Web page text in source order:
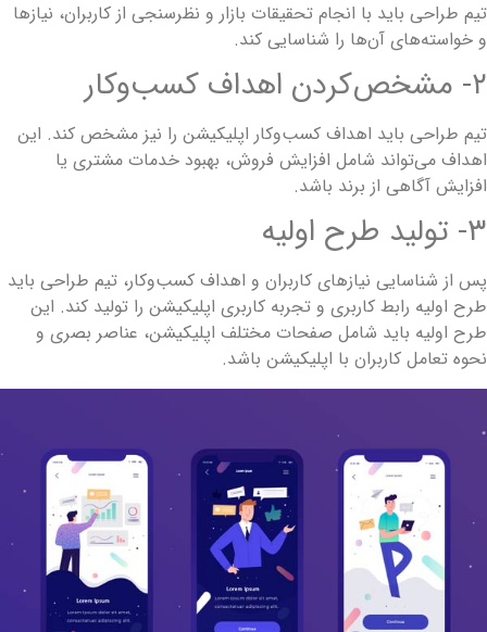
تیم طراحی باید با انجام تحقیقات بازار و نظرسنجی از کاربران، نیازها
و خواسته‌های آن‌ها را شناسایی کند.
۲- مشخص‌کردن اهداف کسب‌وکار
تیم طراحی باید اهداف کسب‌وکار اپلیکیشن را نیز مشخص کند. این
اهداف می‌تواند شامل افزایش فروش، بهبود خدمات مشتری یا
افزایش آگاهی از برند باشد.
۳- تولید طرح اولیه
پس از شناسایی نیازهای کاربران و اهداف کسب‌وکار، تیم طراحی باید
طرح اولیه رابط کاربری و تجربه کاربری اپلیکیشن را تولید کند. این
طرح اولیه باید شامل صفحات مختلف اپلیکیشن، عناصر بصری و
نحوه تعامل کاربران با اپلیکیشن باشد.